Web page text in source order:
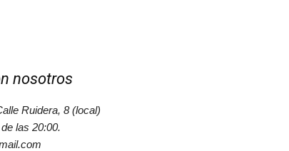
nosotros
Ruidera, 8 (local)
las 20:00.